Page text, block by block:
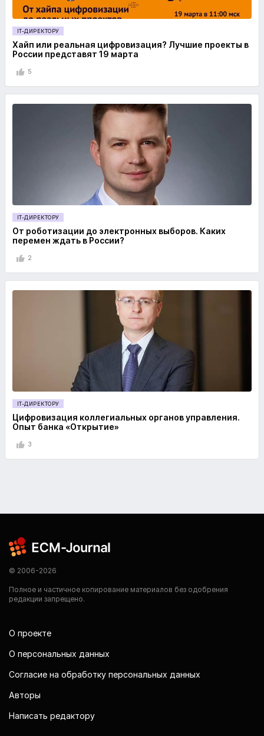
IT-ДИРЕКТОРУ
Хайп или реальная цифровизация? Лучшие проекты в
России представят 19 марта
5
IT-ДИРЕКТОРУ
От роботизации до электронных выборов. Каких
перемен ждать в России?
2
IT-ДИРЕКТОРУ
Цифровизация коллегиальных органов управления.
Опыт банка «Открытие»
3
© 2006-2026
Полное и частичное копирование материалов без одобрения
редакции запрещено.
О проекте
О персональных данных
Согласие на обработку персональных данных
Авторы
Написать редактору